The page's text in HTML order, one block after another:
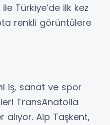
Türkiye’de ilk kez
renkli görüntülere
iş, sanat ve spor
TransAnatolia
alıyor. Alp Taşkent,